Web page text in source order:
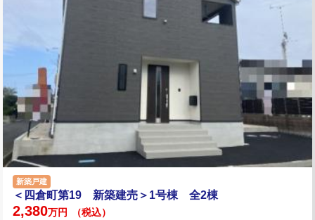
新築戸建
＜四倉町第19 新築建売＞1号棟 全2棟
2,380万円 （税込）